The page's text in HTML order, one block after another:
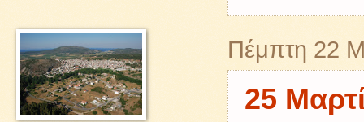
Πέμπτη 22
25